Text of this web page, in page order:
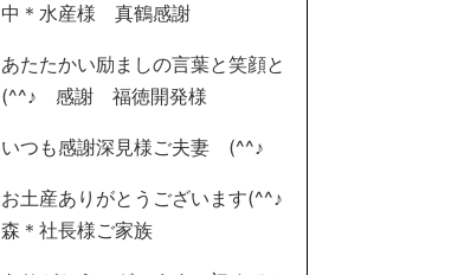
中＊水産様 真鶴感謝
あたたかい励ましの言葉と笑顔と
(^^♪ 感謝 福徳開発様
いつも感謝深見様ご夫妻 (^^♪
お土産ありがとうございます(^^♪
森＊社長様ご家族